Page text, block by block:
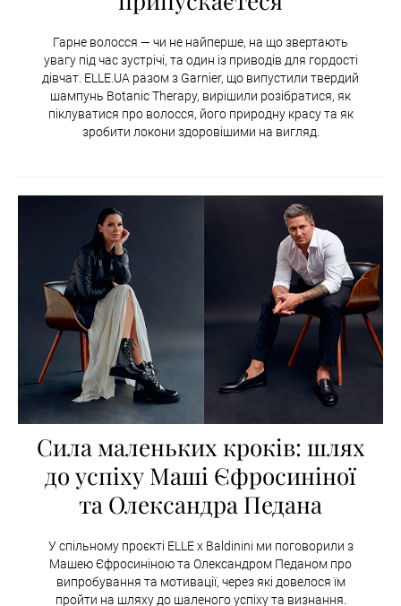
Гарне волосся — чи не найперше, на що звертають
увагу під час зустрічі, та один із приводів для гордості
дівчат. ELLE.UA разом з Garnier, що випустили твердий
шампунь Botanic Therapy, вирішили розібратися, як
піклуватися про волосся, його природну красу та як
зробити локони здоровішими на вигляд.
Сила маленьких кроків: шлях
до успіху Маші Єфросиніної
та Олександра Педана
У спільному проєкті ELLE x Baldinini ми поговорили з
Машею Єфросиніною та Олександром Педаном про
випробування та мотивації, через які довелося їм
пройти на шляху до шаленого успіху та визнання.